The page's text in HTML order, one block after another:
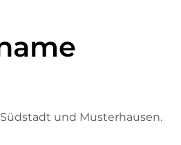
und Musterhausen.